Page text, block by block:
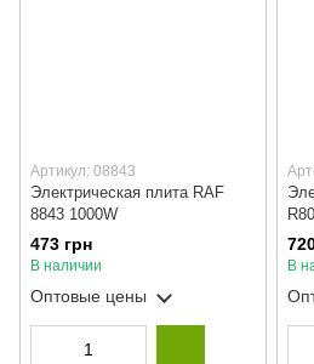
Артикул: 08843
Электрическая плита RAF
8843 1000W
473 грн
В наличии
Оптовые цены
В